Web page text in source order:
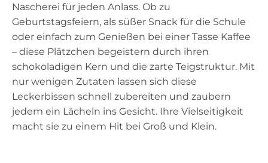
Nascherei für jeden Anlass. Ob zu
Geburtstagsfeiern, als süßer Snack für die Schule
oder einfach zum Genießen bei einer Tasse Kaffee
– diese Plätzchen begeistern durch ihren
schokoladigen Kern und die zarte Teigstruktur. Mit
nur wenigen Zutaten lassen sich diese
Leckerbissen schnell zubereiten und zaubern
jedem ein Lächeln ins Gesicht. Ihre Vielseitigkeit
macht sie zu einem Hit bei Groß und Klein.